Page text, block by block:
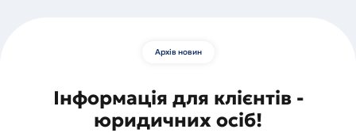
Архів новин
Інформація для клієнтів -
юридичних осіб!